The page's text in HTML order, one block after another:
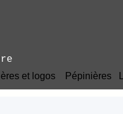
et logos Pépinières